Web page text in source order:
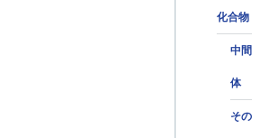
化合物
中間
体
その